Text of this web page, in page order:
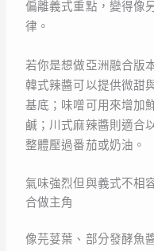
偏離義式重點，變得像
律。
若你是想做亞洲融合版
韓式辣醬可以提供微甜
基底；味噌可用來增加
鹹；川式麻辣醬則適合
整體壓過番茄或奶油。
氣味強烈但與義式不相
合做主角
像芫荽葉、部分發酵魚